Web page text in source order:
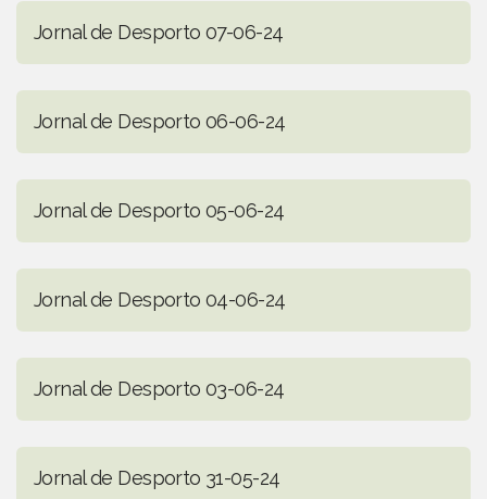
Jornal de Desporto 07-06-24
Jornal de Desporto 06-06-24
Jornal de Desporto 05-06-24
Jornal de Desporto 04-06-24
Jornal de Desporto 03-06-24
Jornal de Desporto 31-05-24